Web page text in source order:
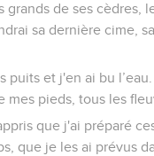
grands de ses cèdres,
sa dernière cime,
puits et j'en ai bu
mes pieds, tous les
que j'ai préparé
que je les ai prévus